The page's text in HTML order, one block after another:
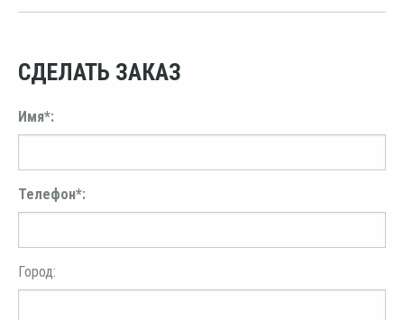
СДЕЛАТЬ ЗАКАЗ
Имя*:
Телефон*:
Город: